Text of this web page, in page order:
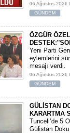
06 Ağustos 2026
GÜNDEM
ÖZGÜR
​Yeni Parti
eylemlerini
mesajı verdi.
06 Ağustos 2026
GÜNDEM
GÜLİSTAN
KARARTMA
​Tunceli’de 5
Gülistan Doku